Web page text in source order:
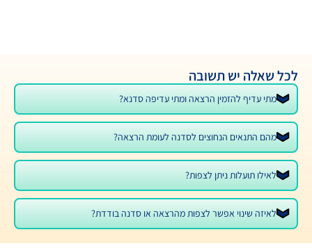
הרצאה ומתי עדיפה סדנא?
לסדנה לעומת הרצאה?
לצפות?
לצפות מהרצאה או סדנה בודדת?